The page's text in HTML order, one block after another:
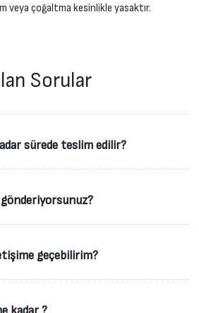
veya çoğaltma kesinlikle yasaktır.
Sorular
sürede teslim edilir?
gönderiyorsunuz?
geçebilirim?